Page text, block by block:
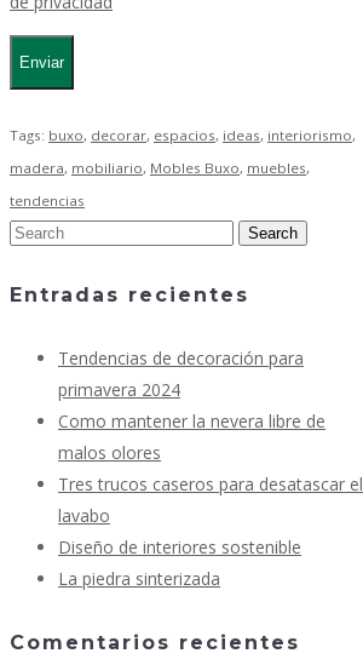
Tags: buxo, decorar, espacios, ideas, interiorismo,
madera, mobiliario, Mobles Buxo, muebles,
tendencias
Entradas recientes
Tendencias de decoración para
primavera 2024
Como mantener la nevera libre de
malos olores
Tres trucos caseros para desatascar el
lavabo
Diseño de interiores sostenible
La piedra sinterizada
Comentarios recientes